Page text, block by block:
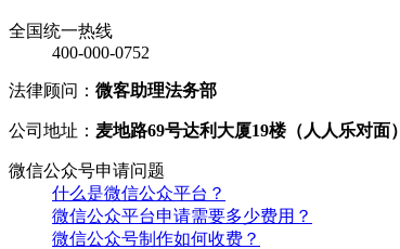
全国统一热线
400-000-0752
法律顾问： 微客助理法务部
公司地址： 麦地路69号达利大厦19楼（人人乐对面）
微信公众号申请问题
什么是微信公众平台？
微信公众平台申请需要多少费用？
微信公众号制作如何收费？